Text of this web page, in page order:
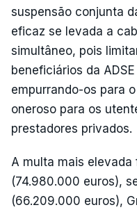
suspensão conjunta
eficaz se levada a
simultâneo, pois
beneficiários da
empurrando-os para
oneroso para os
prestadores privados.
A multa mais
(74.980.000 euros),
(66.209.000 euros),